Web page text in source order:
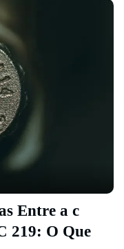
Entre a c
219: O Que